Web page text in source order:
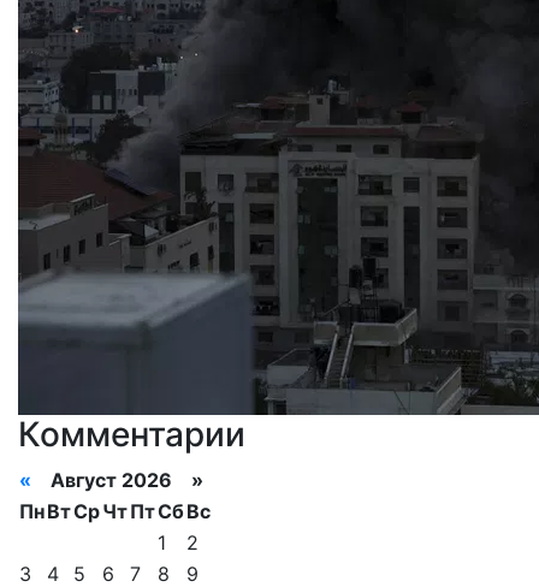
Комментарии
« Август 2026 »
ПнВтСрЧтПтСбВс
1
2
3
4 5 6 7 8
9